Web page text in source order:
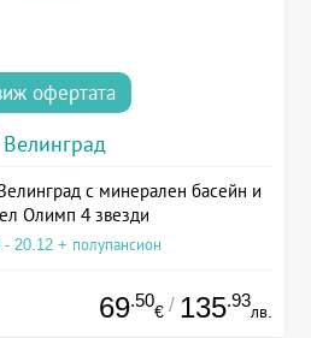
офертата
Велинград
с минерален басейн и
Олимп 4 звезди
- 20.12 + полупансион
69.50
€ / 135.93
лв.